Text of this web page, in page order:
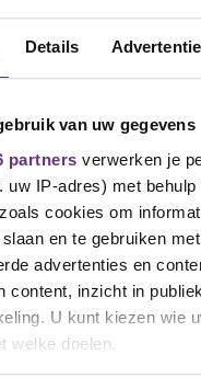
Details
van uw gegevens
partners verwerken je
uw IP-adres) met behulp
cookies om
en te gebruiken
advertenties en
content, inzicht in
U kunt kiezen wie
welke doelen.
moet
vorige nieuwsbrief
de hoogste prioriteit
dit met duidelijke
geeft aan dat
communicatie beter
kans om zich van de
wij geen verbetering,
direct gevolgen en
om zich